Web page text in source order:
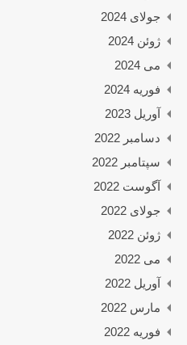
جولای 2024
ژوئن 2024
می 2024
فوریه 2024
آوریل 2023
دسامبر 2022
سپتامبر 2022
آگوست 2022
جولای 2022
ژوئن 2022
می 2022
آوریل 2022
مارس 2022
فوریه 2022